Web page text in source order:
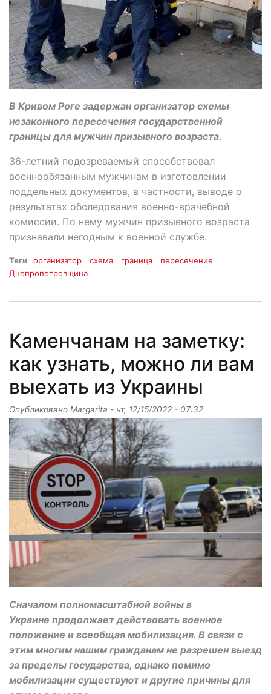
В Кривом Роге задержан организатор схемы
незаконного пересечения государственной
границы для мужчин призывного возраста.
36-летний подозреваемый способствовал
военнообязанным мужчинам в изготовлении
поддельных документов, в частности, выводе о
результатах обследования военно-врачебной
комиссии. По нему мужчин призывного возраста
признавали негодным к военной службе.
Теги организатор схема граница
пересечение
Днепропетровщина
Каменчанам на заметку:
как узнать, можно ли вам
выехать из Украины
Опубликовано Margarita - чт, 12/15/2022 - 07:32
Сначалом полномасштабной войны в
Украине продолжает действовать военное
положение и всеобщая мобилизация. В связи с
этим многим нашим гражданам не разрешен выезд
за пределы государства, однако помимо
мобилизации существуют и другие причины для